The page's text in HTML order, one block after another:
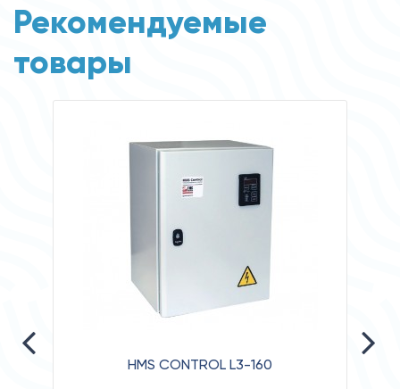
Рекомендуемые
товары
HMS CONTROL L3-160